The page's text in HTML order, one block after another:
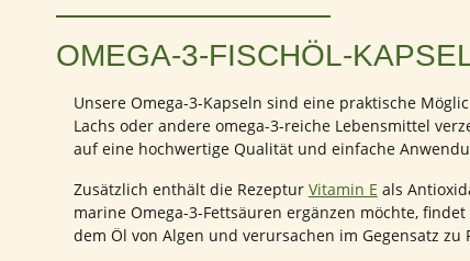
OMEGA-3-FISCHÖL-
Unsere Omega-3-Kapseln sind eine praktische
Lachs oder andere omega-3-reiche Lebensmittel
auf eine hochwertige Qualität und einfache
Zusätzlich enthält die Rezeptur Vitamin E als
marine Omega-3-Fettsäuren ergänzen möchte,
dem Öl von Algen und verursachen im Gegensatz